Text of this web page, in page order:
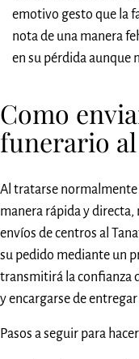
emotivo gesto que la
nota de una manera
en su pérdida aunque
Como
funerario
Al tratarse normalmente
manera rápida y
envíos de centros al
su pedido mediante un
transmitirá la confianza
y encargarse de
Pasos a seguir para